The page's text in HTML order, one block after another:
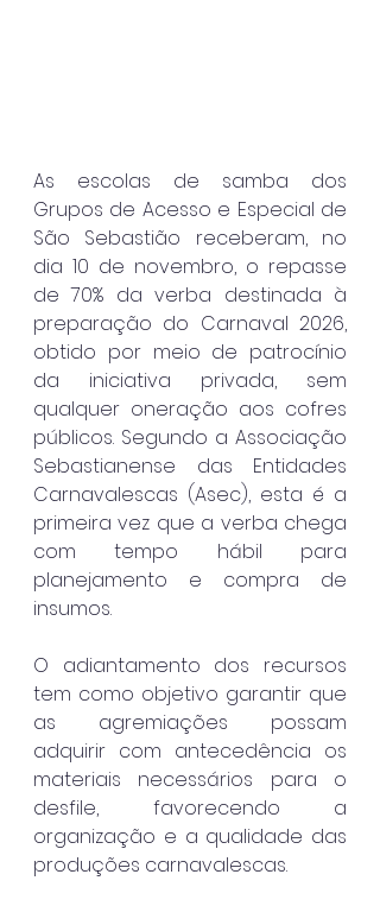
As escolas de samba dos
Grupos de Acesso e Especial de
São Sebastião receberam, no
dia 10 de novembro, o repasse
de 70% da verba destinada à
preparação do Carnaval 2026,
obtido por meio de patrocínio
da iniciativa privada, sem
qualquer oneração aos cofres
públicos. Segundo a Associação
Sebastianense das Entidades
Carnavalescas (Asec), esta é a
primeira vez que a verba chega
com tempo hábil para
planejamento e compra de
insumos.
O adiantamento dos recursos
tem como objetivo garantir que
as agremiações possam
adquirir com antecedência os
materiais necessários para o
desfile, favorecendo a
organização e a qualidade das
produções carnavalescas.